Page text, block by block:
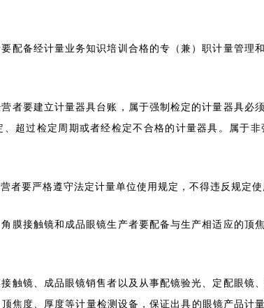
配备经计量业务知识培训合格的专（兼）职计量管
者要建立计量器具台账，属于强制检定的计量器具必
超过检定周期或者经检定不合格的计量器具。属于
者要严格遵守法定计量单位使用规定，不得违反规定使
膜接触镜和成品眼镜生产者要配备与生产相适应的顶
触镜、成品眼镜销售者以及从事配镜验光、定配眼
焦度、厚度等计量检测设备，保证出具的眼镜产品